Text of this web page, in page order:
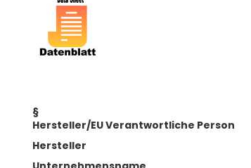
§
Hersteller/EU Verantwortliche Person
Hersteller